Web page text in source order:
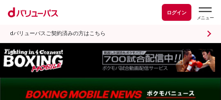
ログイン
dバリューパスご契約済みの方はこちら